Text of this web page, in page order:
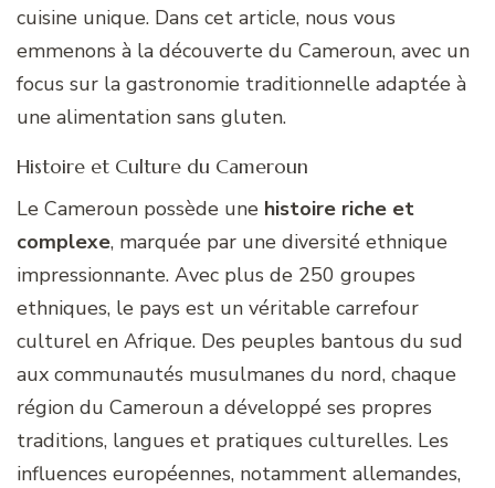
cuisine unique. Dans cet article, nous vous
emmenons à la découverte du Cameroun, avec un
focus sur la gastronomie traditionnelle adaptée à
une alimentation sans gluten.
Histoire et Culture du Cameroun
Le Cameroun possède une histoire riche et
complexe, marquée par une diversité ethnique
impressionnante. Avec plus de 250 groupes
ethniques, le pays est un véritable carrefour
culturel en Afrique. Des peuples bantous du sud
aux communautés musulmanes du nord, chaque
région du Cameroun a développé ses propres
traditions, langues et pratiques culturelles. Les
influences européennes, notamment allemandes,